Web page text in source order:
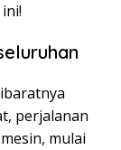
ini!
perjalanan
mulai